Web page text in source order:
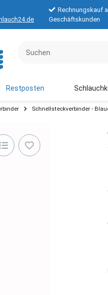
Rechnungskauf
Geschäftskunden
Restposten
Schnellsteckverbinder -